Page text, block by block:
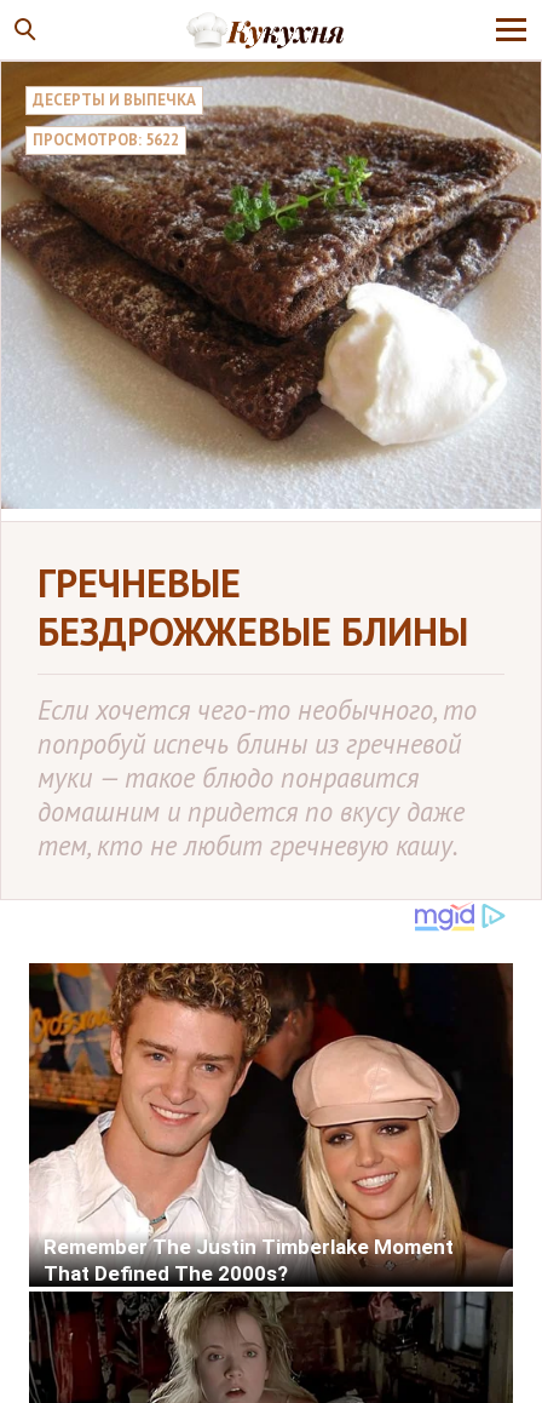
ДЕСЕРТЫ И ВЫПЕЧКА
ПРОСМОТРОВ: 5622
ГРЕЧНЕВЫЕ
БЕЗДРОЖЖЕВЫЕ БЛИНЫ
Если хочется чего-то необычного, то
попробуй испечь блины из гречневой
муки — такое блюдо понравится
домашним и придется по вкусу даже
тем, кто не любит гречневую кашу.